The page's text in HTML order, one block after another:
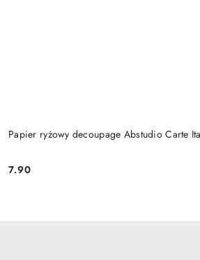
Papier ryżowy decoupage Abstudio Carte
Cena:
7.90